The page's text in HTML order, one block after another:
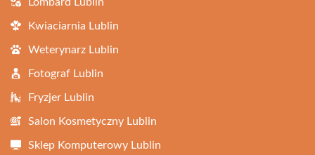
Kwiaciarnia Lublin
Weterynarz Lublin
Fotograf Lublin
Fryzjer Lublin
Salon Kosmetyczny Lublin
Sklep Komputerowy Lublin